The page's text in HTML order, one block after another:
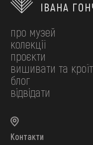
про музей
колекції
проєкти
вишивати та
блог
відвідати
Контакти